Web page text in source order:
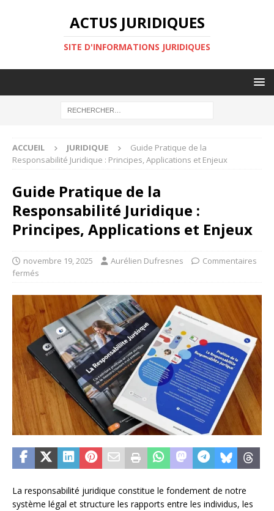
ACTUS JURIDIQUES
SITE D'INFORMATIONS JURIDIQUES
ACCUEIL JURIDIQUE
Guide Pratique de la
Responsabilité Juridique : Principes, Applications et Enjeux
Guide Pratique de la
Responsabilité Juridique :
Principes, Applications et Enjeux
novembre 19, 2025 Aurélien Dufresnes
Commentaires
fermés
La responsabilité juridique constitue le fondement de notre
système légal et structure les rapports entre les individus, les